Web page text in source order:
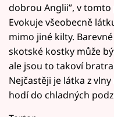
dobrou Anglii”, v
Evokuje všeobecně
mimo jiné kilty.
skotské kostky může
ale jsou to takoví
Nejčastěji je látka z
hodí do chladných